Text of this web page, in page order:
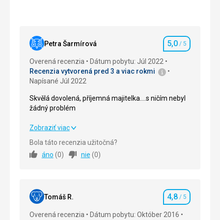
Petra Šarmírová Hodnotenie
5,0 / 5
Overená recenzia
Dátum pobytu: Júl 2022
Recenzia vytvorená pred 3 a viac rokmi
Napísané Júl 2022
Skvělá dovolená, příjemná majitelka....s ničím nebyl
žádný problém
Skvělá dovolená, příjemná majitelka....s ničím nebyl
žádný problém
Strava
Okolie 5,0/ 5
Služby 5,0 / 5
Zobraziť viac
Bola táto recenzia užitočná?
áno (0) nie (0)
Tomáš R. Hodnotenie
4,8 / 5
Overená recenzia
Dátum pobytu: Október 2016